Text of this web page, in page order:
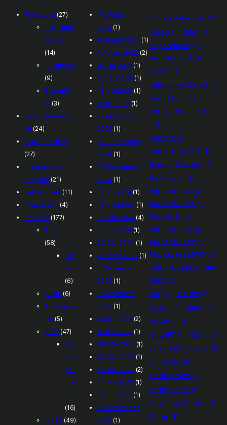
Förderung (27)
Projektför
derung
(14)
Residency
(9)
Stipendiu
m (3)
Herausgebersch
aft(24)
Katalogbeitrag
(27)
Kuratorische
Projekte (21)
Lehrtätigkeit(11)
Monografie (4)
Portfolio (177)
Analog
(58)
DV
D
(6)
Audio (6)
Audiograp
hie (5)
Buch (47)
Zei
che
nbü
che
r
(16)
Digital (49)
17. August
2025 (1)
6. August 2025 (1)
1. August 2025 (2)
31. Juli 2025 (1)
23. Juli 2025 (1)
13. Juli 2025 (1)
9. Juli 2025 (1)
7. Dezember
2024 (1)
27. September
2024 (1)
17. September
2024 (1)
11. Juli 2024(1)
13. Juni 2024(1)
12. Juni 2024(4)
2. Juni 2024(1)
23. Mai 2024(1)
25. März 2024(1)
5. Dezember
2023 (1)
5. November
2023 (1)
6. Juni 2023 (2)
4. Juni 2023 (1)
30. Mai 2023 (1)
28. Mai 2023 (1)
23. Mai 2023 (2)
14. Mai 2023 (1)
1. April 2023 (1)
28. November
2022 (1)
"Funky-Meta-Kunst" (1)
1.Preis (1) 90er (1)
AI-generated (3)
Animationen/Archivmat
erial/KI (3)
aphorismen (2) art (1)
Audioalbum (4)
Auflage-Halbe-Million
(1)
Ausstellung (3)
Ausstellung 2005 (1)
Banater Schwaben (1)
Bewerbung (2)
Bibliothek Georg–
Maurer in Leipzig–
Plagwitz In der
Bibliothek Georg–
Maurer in Leipzig–
Plagwitz fand 2005 die
Ausstellung plan–stadt–
platte (1)
Bing (2) Bleistift (2)
Booklet (2) buch (2)
cartoons (1)
ChatGPT (1) China (1)
cinema (2) Collage (3)
Copyright (3)
Dokumentation (3)
Dolby Stereo (2)
Download (3) dvd (1)
Döner (1)